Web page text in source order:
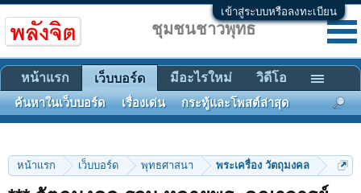
เข้าสู่ระบบหรือลงทะเบียน
หน้าแรก เว็บบอร์ด พุทธศาสนา พระเครื่อง วัตถุมงคล
ชุมชนชาวพุทธ
หน้าแรก เว็บบอร์ด
ค้นหาในเว็บบอร์ด เรื่องเด่น กระทู้และโพสต์ล่าสุด
มีอะไรใหม่ วิดีโอ